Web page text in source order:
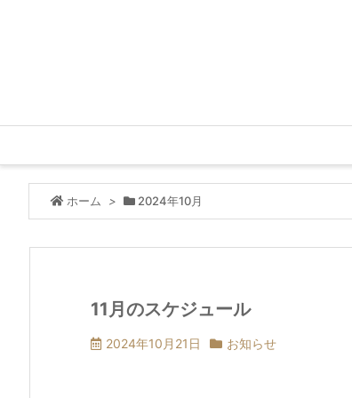
ホーム > 2024年10月
11月のスケジュール
2024年10月21日 お知らせ